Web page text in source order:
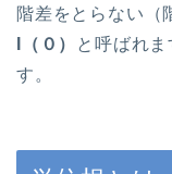
階差をとらない（
I（０）
と呼ばれま
す。